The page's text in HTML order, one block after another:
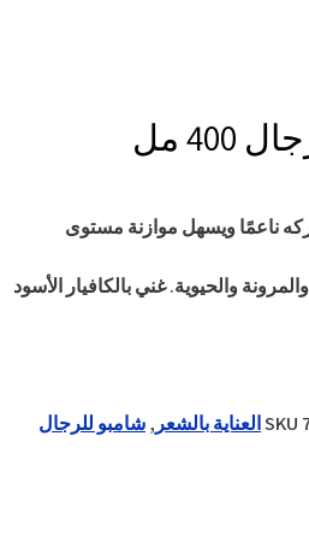
ناعمًا ويسهل موازنة مستوى
والحيوية. غني بالكافيار الأسود
SKUالعناية بالشعر,شامبو للرجال